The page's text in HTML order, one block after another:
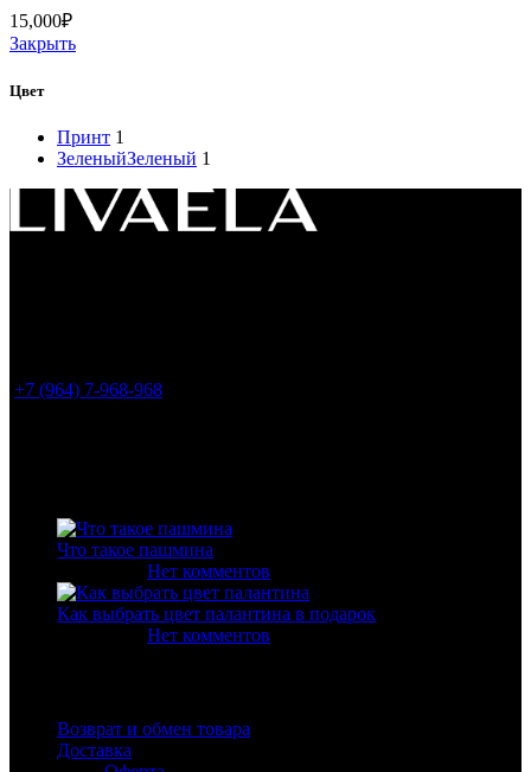
15,000₽
Закрыть
Цвет
Принт 1
ЗеленыйЗеленый 1
+7 (964) 7-968-968
Что такое пашмина
Нет комментов
Как выбрать цвет палантина в подарок
Нет комментов
Возврат и обмен товара
Доставка